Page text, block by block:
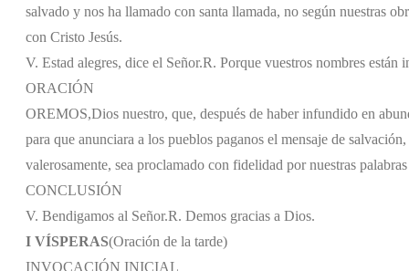
salvado y nos ha llamado con santa llamada, no según nuestras
con Cristo Jesús.
V. Estad alegres, dice el Señor.R. Porque vuestros nombres están
ORACIÓN
OREMOS,Dios nuestro, que, después de haber infundido en
para que anunciara a los pueblos paganos el mensaje de
valerosamente, sea proclamado con fidelidad por nuestras
CONCLUSIÓN
V. Bendigamos al Señor.R. Demos gracias a Dios.
I VÍSPERAS(Oración de la tarde)
INVOCACIÓN INICIAL